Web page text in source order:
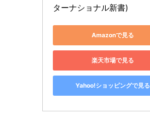
ターナショナル新書)
Amazonで見る
楽天市場で見る
Yahoo!ショッピングで見る